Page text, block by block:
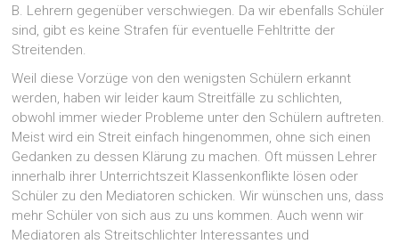
B. Lehrern gegenüber verschwiegen. Da wir ebenfalls Schüler
sind, gibt es keine Strafen für eventuelle Fehltritte der
Streitenden.
Weil diese Vorzüge von den wenigsten Schülern erkannt
werden, haben wir leider kaum Streitfälle zu schlichten,
obwohl immer wieder Probleme unter den Schülern auftreten.
Meist wird ein Streit einfach hingenommen, ohne sich einen
Gedanken zu dessen Klärung zu machen. Oft müssen Lehrer
innerhalb ihrer Unterrichtszeit Klassenkonflikte lösen oder
Schüler zu den Mediatoren schicken. Wir wünschen uns, dass
mehr Schüler von sich aus zu uns kommen. Auch wenn wir
Mediatoren als Streitschlichter Interessantes und